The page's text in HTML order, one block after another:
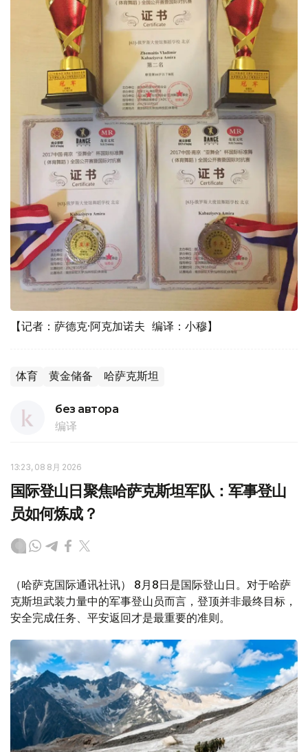
【记者：萨德克·阿克加诺夫 编译：小穆】
体育 黄金储备 哈萨克斯坦
без автора
编译
13:23, 08 8月 2026
国际登山日聚焦哈萨克斯坦军队：军事登山
员如何炼成？
（哈萨克国际通讯社讯） 8月8日是国际登山日。对于哈萨
克斯坦武装力量中的军事登山员而言，登顶并非最终目标，
安全完成任务、平安返回才是最重要的准则。